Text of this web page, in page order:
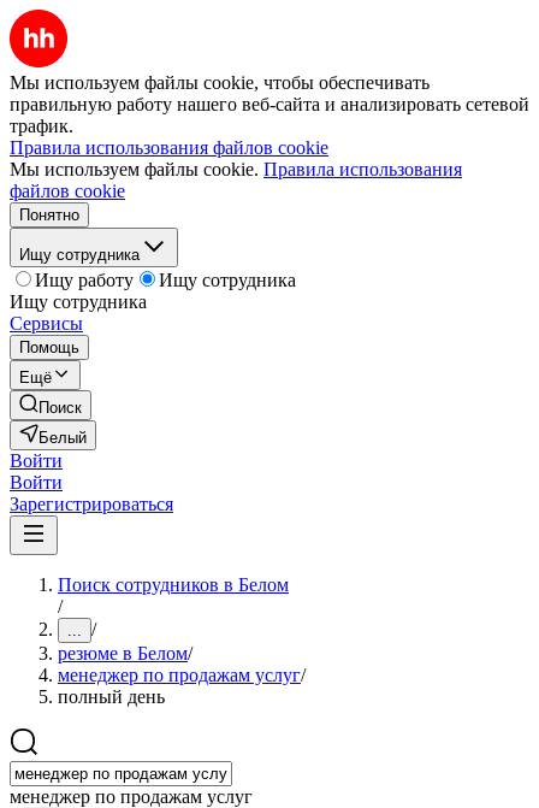
Мы используем файлы cookie, чтобы обеспечивать
правильную работу нашего веб-сайта и анализировать сетевой
трафик.
Правила использования файлов cookie
Мы используем файлы cookie. Правила использования
файлов cookie
Понятно
Ищу сотрудника
Ищу работу
Ищу сотрудника
Ищу сотрудника
Сервисы
Помощь
Ещё
Поиск
Белый
Войти
Войти
Зарегистрироваться
Поиск сотрудников в Белом
/
... /
резюме в Белом/
менеджер по продажам услуг/
полный день
менеджер по продажам услуг